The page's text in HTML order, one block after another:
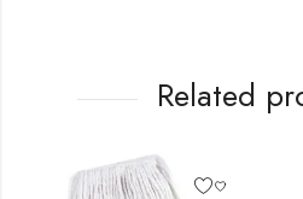
Related